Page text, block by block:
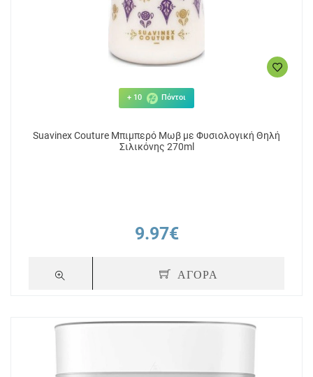
+ 10 Πόντοι
Suavinex Couture Μπιμπερό Μωβ με Φυσιολογική Θηλή
Σιλικόνης 270ml
9.97€
ΑΓΟΡΑ